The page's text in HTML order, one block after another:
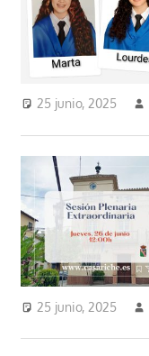
25 junio, 2025
25 junio, 2025